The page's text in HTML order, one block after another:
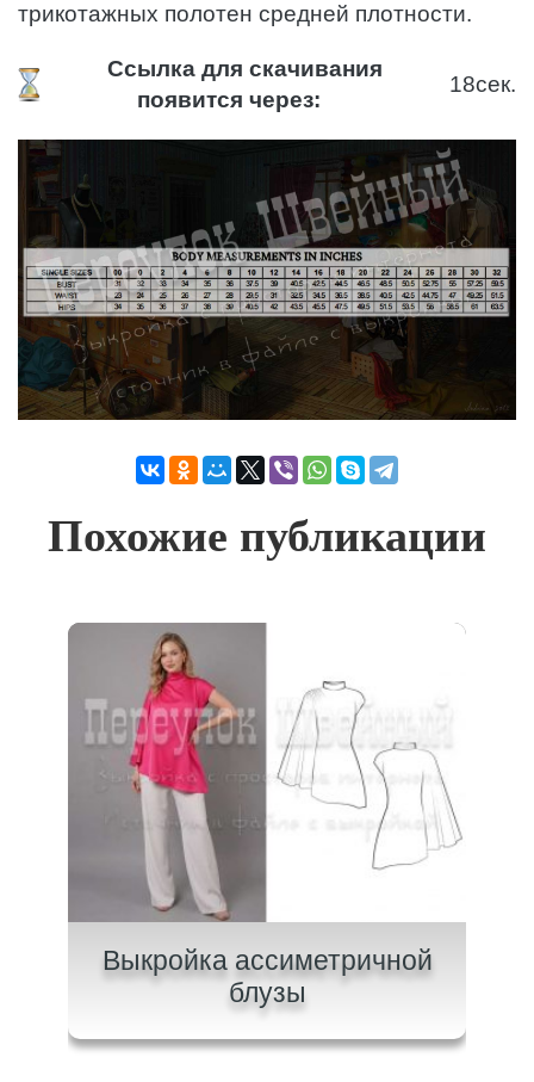
трикотажных полотен средней плотности.
Ссылка для скачивания
появится через:
18сек.
Похожие публикации
Выкройка ассиметричной
блузы